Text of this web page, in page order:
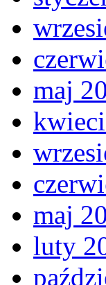
maj
maj
luty